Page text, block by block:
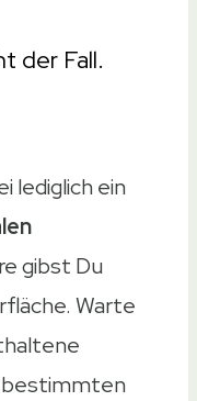
der Fall.
lediglich ein
gibst Du
Warte
bestimmten